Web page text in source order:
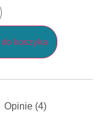
do koszyka
Opinie (4)